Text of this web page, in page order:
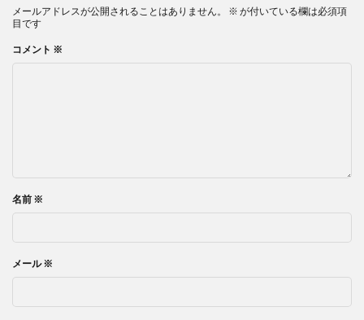
メールアドレスが公開されることはありません。 ※ が付いている欄は必須項
目です
コメント ※
名前 ※
メール※